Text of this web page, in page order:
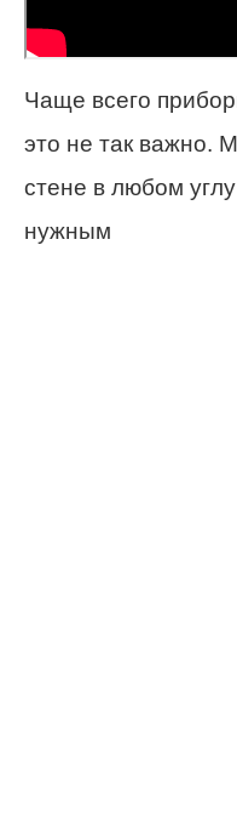
Чаще всего
это не так важно.
стене в любом
нужным